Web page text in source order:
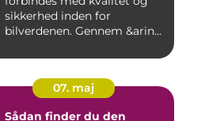
sikkerhed inden for
bilverdenen. Gennem &arin...
07. maj
Sådan finder du den